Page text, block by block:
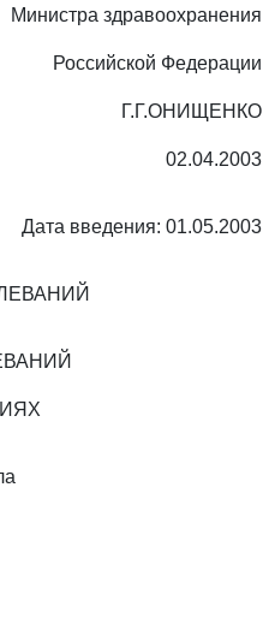
Министра здравоохранения
Российской Федерации
Г.Г.ОНИЩЕНКО
02.04.2003
Дата введения: 01.05.2003